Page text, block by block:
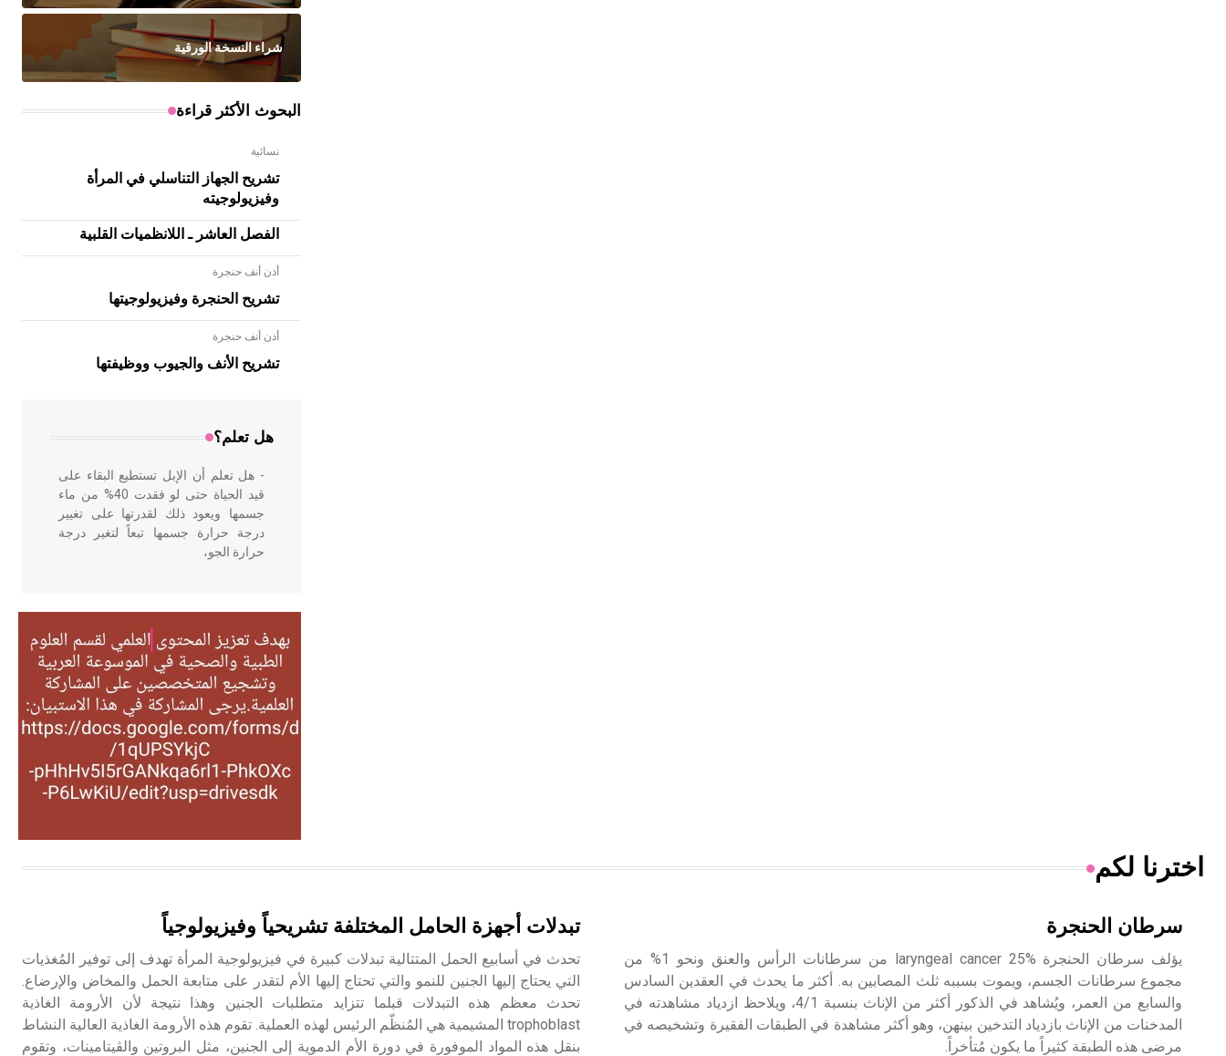
شراء النسخة الورقية
البحوث الأكثر قراءة
نسائية
تشريح الجهاز التناسلي في المرأة
وفيزيولوجيته
الفصل العاشر ـ اللانظميات القلبية
أذن أنف حنجرة
تشريح الحنجرة وفيزيولوجيتها
أذن أنف حنجرة
تشريح الأنف والجيوب ووظيفتها
هل تعلم؟
- هل تعلم أن الأبلق نوع من الفنون
الهندسية التي ارتبطت بالعمارة الإسلامية
في بلاد الشام ومصر خاصة، حيث يحرص
- هل تعلم أن الإبل تستطيع البقاء على
قيد الحياة حتى لو فقدت 40% من ماء
جسمها ويعود ذلك لقدرتها على تغيير
درجة حرارة جسمها تبعاً لتغير درجة
حرارة الجو،
- هل تعلم أن أبقراط كتب في الطب
أربعة مؤلفات هي: الحكم، الأدلة، تنظيم
التغذية، ورسالته في جروح الرأس.
ويعود له الفضل بأنه حرر الطب من
الدين والفلسفة.
- هل تعلم أن المرجان إفراز حيواني
يتكون في البحر ويتركب من مادة
كربونات الكلسيوم، وهو أحمر أو شديد
الحمرة وهو أجود أنواعه، ويمتاز بكبر
العمارة عموماً وفي العمارة الدينية
الخاصة بالكنائس خصوصاً، وفي
الإنكليزية أب
- هل تعلم أن أبجر Abgar اسم معروف
جيداً يعود إلى عدد من الملوك الذين
اخترنا لكم
سرطان الحنجرة
يؤلف سرطان الحنجرة laryngeal cancer 25% من سرطانات الرأس والعنق ونحو 1% من
مجموع سرطانات الجسم، ويموت بسببه ثلث المصابين به. أكثر ما يحدث في العقدين السادس
والسابع من العمر، ويُشاهد في الذكور أكثر من الإناث بنسبة 4/1، ويلاحظ ازدياد مشاهدته في
المدخنات من الإناث بازدياد التدخين بينهن، وهو أكثر مشاهدة في الطبقات الفقيرة وتشخيصه في
مرضى هذه الطبقة كثيراً ما يكون مُتأخراً.
تبدلات أجهزة الحامل المختلفة تشريحياً وفيزيولوجياً
تحدث في أسابيع الحمل المتتالية تبدلات كبيرة في فيزيولوجية المرأة تهدف إلى توفير المُغذيات
التي يحتاج إليها الجنين للنمو والتي تحتاج إليها الأم لتقدر على متابعة الحمل والمخاض والإرضاع.
تحدث معظم هذه التبدلات قبلما تتزايد متطلبات الجنين وهذا نتيجة لأن الأرومة الغاذية
trophoblast المشيمية هي المُنظّم الرئيس لهذه العملية. تقوم هذه الأرومة الغاذية العالية النشاط
بنقل هذه المواد الموفورة في دورة الأم الدموية إلى الجنين، مثل البروتين والڤيتامينات، وتقوم